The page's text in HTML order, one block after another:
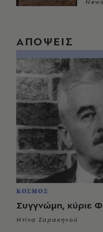
ΑΠΟΨΕΙΣ
ΚΟΣΜΟΣ
Συγγνώμη, κύριε
Ντίνα Σαρακηνού